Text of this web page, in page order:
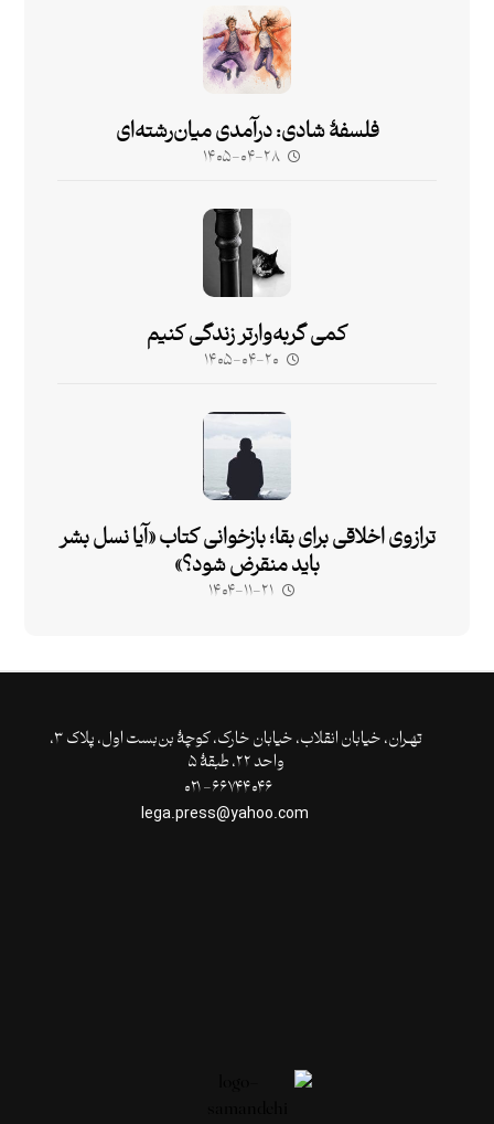
فلسفۀ شادی: درآمدی میان‌رشته‌ای
۱۴۰۵-۰۴-۲۸
کمی گربه‌وارتر زندگی کنیم
۱۴۰۵-۰۴-۲۰
ترازوی اخلاقی برای بقا؛ بازخوانی کتاب «آیا نسل بشر
باید منقرض شود؟»
۱۴۰۴-۱۱-۲۱
تهـران،‌ خیابان انقلاب، خیابان خارک، کوچۀ بن‌بست اول، پلاک ۳،
واحد ۲۲، طبقۀ ۵